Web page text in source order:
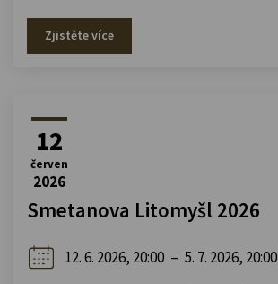
Zjistěte více
12
červen
2026
Smetanova Litomyšl 2026
12. 6. 2026, 20:00 – 5. 7. 2026, 20:00